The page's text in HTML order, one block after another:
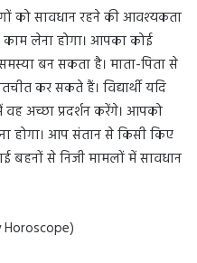
को सावधान रहने की आवश्यकता
लेना होगा। आपका कोई
बन सकता है। माता-पिता से
कर सकते हैं। विद्यार्थी यदि
वह अच्छा प्रदर्शन करेंगे। आपको
होगा। आप संतान से किसी किए
बहनों से निजी मामलों में सावधान